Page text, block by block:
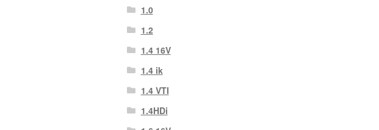
1.0
1.2
1.4 16V
1.4 ik
1.4 VTI
1.4HDi